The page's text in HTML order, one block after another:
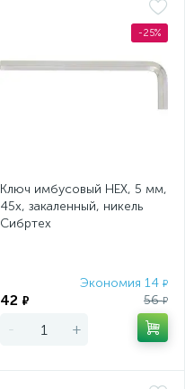
-25%
Ключ имбусовый HEX, 5 мм,
45x, закаленный, никель
Сибртех
Экономия 14 ₽
42 ₽ 56₽
- +